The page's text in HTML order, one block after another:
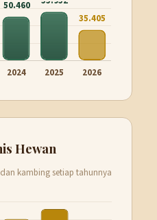
Hewan
kambing setiap tahunnya